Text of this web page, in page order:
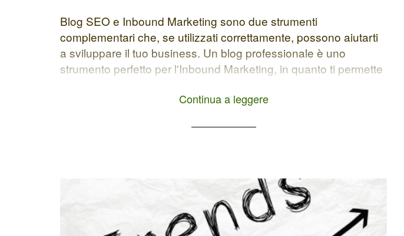
Blog SEO e Inbound Marketing sono due strumenti
complementari che, se utilizzati correttamente, possono aiutarti
a sviluppare il tuo business. Un blog professionale è uno
strumento perfetto per l'Inbound Marketing, in quanto ti permette
pubblico di riferimento. L'inbound marketing è una strategia di
Continua a leggere